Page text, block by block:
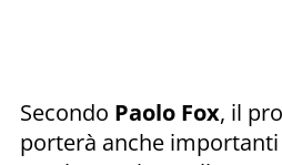
Secondo Paolo Fox, il
porterà anche